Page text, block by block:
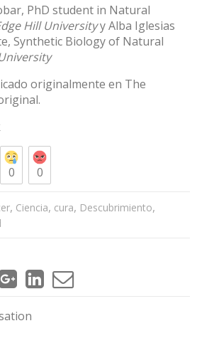
, PhD student in Natural
Hill UniversityyAlba Iglesias
Synthetic Biology of Natural
originalmente en The
.
0 0
, Ciencia, cura, Descubrimiento,